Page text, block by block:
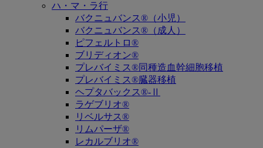
ハ・マ・ラ行
バクニュバンス®（小児）
バクニュバンス®（成人）
ピフェルトロ®
ブリディオン®
プレバイミス®同種造血幹細胞移植
プレバイミス®臓器移植
ヘプタバックス®-Ⅱ
ラゲブリオ®
リベルサス®
リムパーザ®
レカルブリオ®